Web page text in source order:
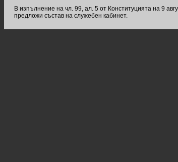
В изпълнение на чл. 99, ал. 5 от Конституцията на 9
предложи състав на служебен кабинет.